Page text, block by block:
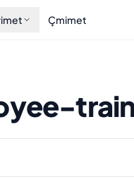
Çmimet